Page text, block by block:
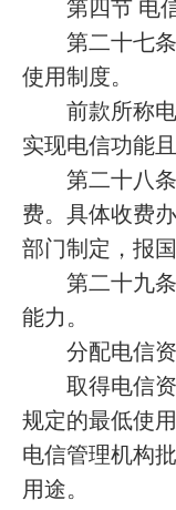
第四节 电
第二十七条
使用制度。
前款所称电
实现电信功能
第二十八条
费。具体收费
部门制定，报
第二十九条
能力。
分配电信资
取得电信资
规定的最低使
电信管理机构
用途。